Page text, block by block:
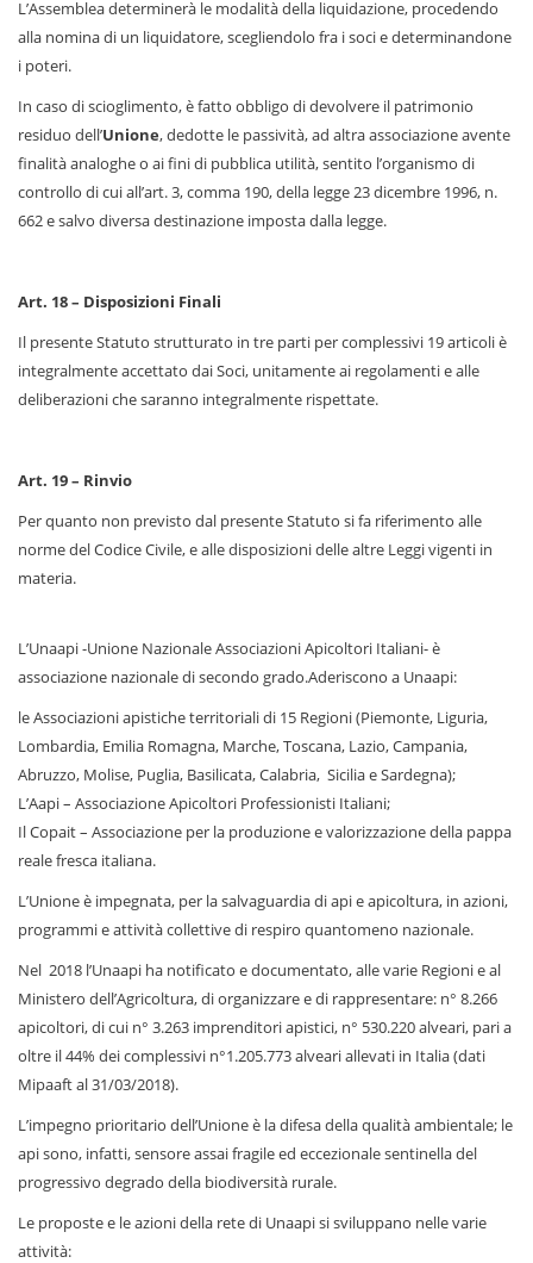
L’Assemblea determinerà le modalità della liquidazione, procedendo
alla nomina di un liquidatore, scegliendolo fra i soci e determinandone
i poteri.
In caso di scioglimento, è fatto obbligo di devolvere il patrimonio
residuo dell’Unione, dedotte le passività, ad altra associazione avente
finalità analoghe o ai fini di pubblica utilità, sentito l’organismo di
controllo di cui all’art. 3, comma 190, della legge 23 dicembre 1996, n.
662 e salvo diversa destinazione imposta dalla legge.
Art. 18 – Disposizioni Finali
Il presente Statuto strutturato in tre parti per complessivi 19 articoli è
integralmente accettato dai Soci, unitamente ai regolamenti e alle
deliberazioni che saranno integralmente rispettate.
Art. 19 – Rinvio
Per quanto non previsto dal presente Statuto si fa riferimento alle
norme del Codice Civile, e alle disposizioni delle altre Leggi vigenti in
materia.
L’Unaapi -Unione Nazionale Associazioni Apicoltori Italiani- è
associazione nazionale di secondo grado.Aderiscono a Unaapi:
le Associazioni apistiche territoriali di 15 Regioni (Piemonte, Liguria,
Lombardia, Emilia Romagna, Marche, Toscana, Lazio, Campania,
Abruzzo, Molise, Puglia, Basilicata, Calabria, Sicilia e Sardegna);
L’Aapi – Associazione Apicoltori Professionisti Italiani;
Il Copait – Associazione per la produzione e valorizzazione della pappa
reale fresca italiana.
L’Unione è impegnata, per la salvaguardia di api e apicoltura, in azioni,
programmi e attività collettive di respiro quantomeno nazionale.
Nel 2018 l’Unaapi ha notificato e documentato, alle varie Regioni e al
Ministero dell’Agricoltura, di organizzare e di rappresentare: n° 8.266
apicoltori, di cui n° 3.263 imprenditori apistici, n° 530.220 alveari, pari a
oltre il 44% dei complessivi n°1.205.773 alveari allevati in Italia (dati
Mipaaft al 31/03/2018).
L’impegno prioritario dell’Unione è la difesa della qualità ambientale; le
api sono, infatti, sensore assai fragile ed eccezionale sentinella del
progressivo degrado della biodiversità rurale.
Le proposte e le azioni della rete di Unaapi si sviluppano nelle varie
attività: